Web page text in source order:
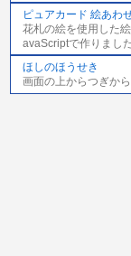
ピュアカード 絵あわ
花札の絵を使用した
avaScriptで作りまし
ほしのほうせき
画面の上からつぎか